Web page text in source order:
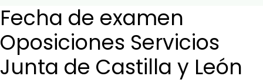
Preguntas Frecuentes
BuscaOpos 🔎
Fecha de examen
Oposiciones Servicios
Junta de Castilla y León